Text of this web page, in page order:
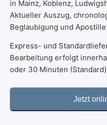
in Mainz, Koblenz,
Aktueller Auszug,
Beglaubigung und
Express- und
Bearbeitung erfolgt
oder 30 Minuten